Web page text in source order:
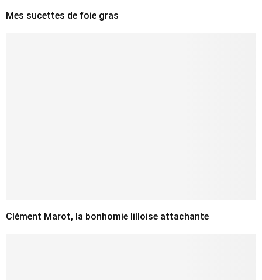
Mes sucettes de foie gras
Clément Marot, la bonhomie lilloise attachante